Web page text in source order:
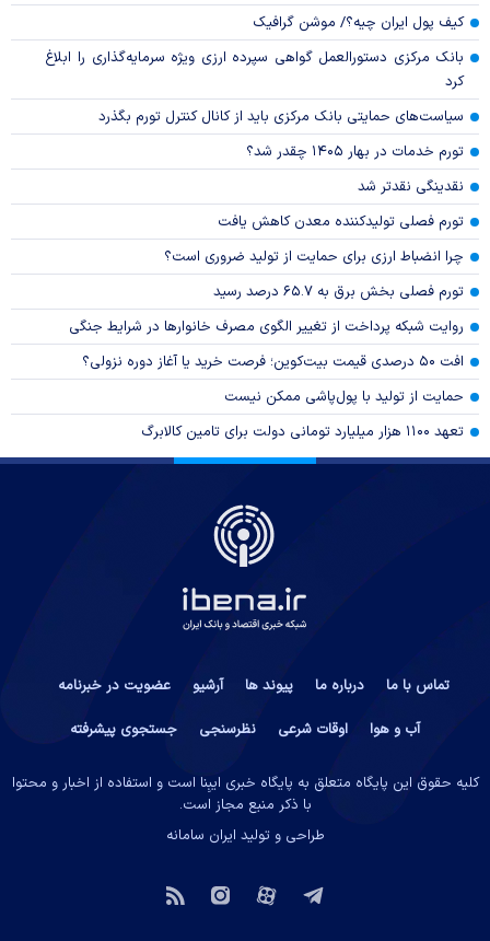
کیف پول ایران چیه؟/ موشن گرافیک
بانک مرکزی دستورالعمل گواهی سپرده ارزی ویژه سرمایه‌گذاری را ابلاغ
کرد
سیاست‌های حمایتی بانک مرکزی باید از کانال کنترل تورم بگذرد
تورم خدمات در بهار ۱۴۰۵ چقدر شد؟
نقدینگی نقدتر شد
تورم فصلی تولیدکننده معدن کاهش یافت
چرا انضباط ارزی برای حمایت از تولید ضروری است؟
تورم فصلی بخش برق به ۶۵.۷ درصد رسید
روایت شبکه پرداخت از تغییر الگوی مصرف خانوار‌ها در شرایط جنگی
افت ۵۰ درصدی قیمت بیت‌کوین؛ فرصت خرید یا آغاز دوره نزولی؟
حمایت از تولید با پول‌پاشی ممکن نیست
تعهد ۱۱۰۰ هزار میلیارد تومانی دولت برای تامین کالابرگ
تماس با ما درباره ما پیوند ها آرشیو
عضویت در خبرنامه
آب و هوا
اوقات شرعی نظرسنجی جستجوی پیشرفته
کلیه حقوق این پایگاه متعلق به پایگاه خبری ایبِنا است و استفاده از اخبار و محتوا
با ذکر منبع مجاز است.
طراحی و تولید ایران سامانه